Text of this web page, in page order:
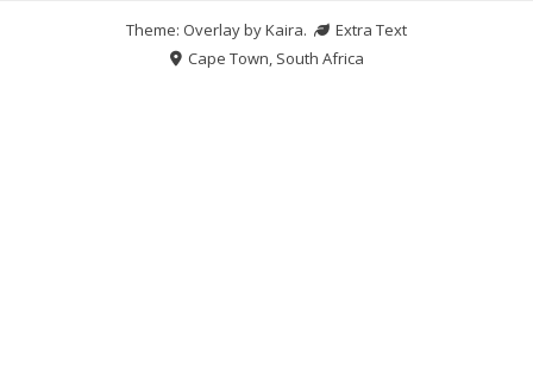
Theme: Overlay byKaira.
Extra Text
Cape Town, South Africa